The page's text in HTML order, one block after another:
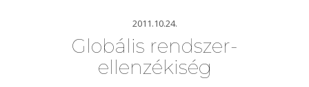
2011.10.24.
Globális rendszer-
ellenzékiség